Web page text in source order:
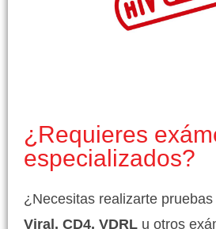
¿Requieres
especializados?
¿Necesitas realizarte pruebas
Viral, CD4, VDRL u otros